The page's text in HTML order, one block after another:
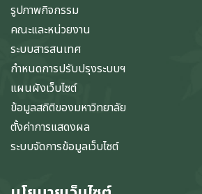
รูปภาพกิจกรรม
คณะและหน่วยงาน
ระบบสารสนเทศ
กำหนดการปรับปรุงระบบฯ
แผนผังเว็บไซต์
ข้อมูลสถิติของมหาวิทยาลัย
ตั้งค่าการแสดงผล
ระบบจัดการข้อมูลเว็บไซต์